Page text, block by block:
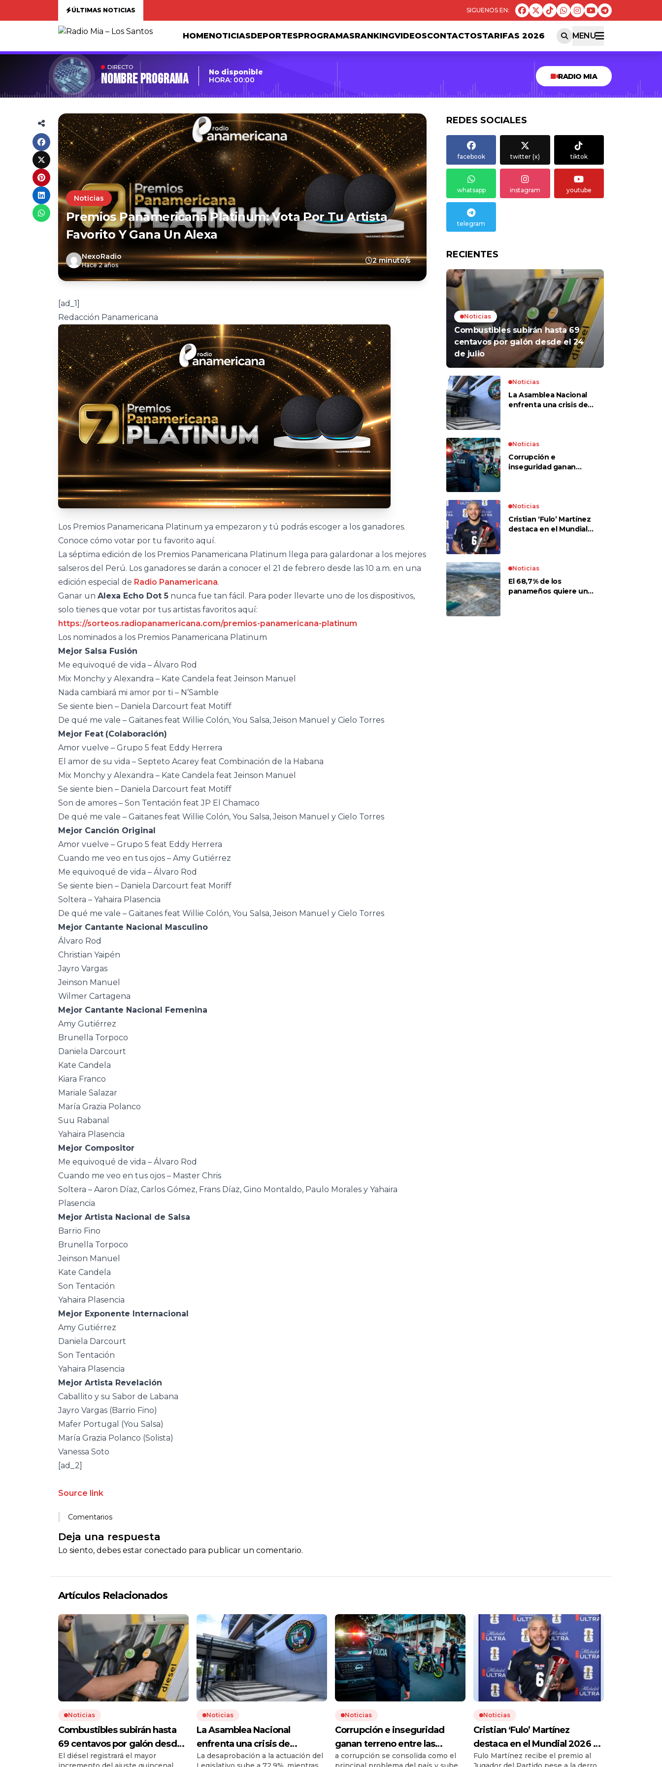
ÚLTIMAS NOTICIAS
HOMENOTICIASDEPORTESPROGRAMASRANKINGVIDEOSCONTACTOSTARIFAS 2026 MENU
DIRECTO
Nombre Programa
No disponible
HORA: 00:00
RADIO MIA
Noticias
Premios Panamericana Platinum: Vota Por Tu Artista
Favorito Y Gana Un Alexa
NexoRadio
Hace 2 años
2 minuto/s
[ad_1]
Redacción Panamericana
Los Premios Panamericana Platinum ya empezaron y tú podrás escoger a los ganadores.
Conoce cómo votar por tu favorito aquí.
La séptima edición de los Premios Panamericana Platinum llega para galardonar a los mejores
salseros del Perú. Los ganadores se darán a conocer el 21 de febrero desde las 10 a.m. en una
edición especial de Radio Panamericana.
Ganar un Alexa Echo Dot 5 nunca fue tan fácil. Para poder llevarte uno de los dispositivos,
solo tienes que votar por tus artistas favoritos aquí:
https://sorteos.radiopanamericana.com/premios-panamericana-platinum
Los nominados a los Premios Panamericana Platinum
Mejor Salsa Fusión
Me equivoqué de vida – Álvaro Rod
Mix Monchy y Alexandra – Kate Candela feat Jeinson Manuel
Nada cambiará mi amor por ti – N’Samble
Se siente bien – Daniela Darcourt feat Motiff
De qué me vale – Gaitanes feat Willie Colón, You Salsa, Jeison Manuel y Cielo Torres
Mejor Feat (Colaboración)
Amor vuelve – Grupo 5 feat Eddy Herrera
El amor de su vida – Septeto Acarey feat Combinación de la Habana
Mix Monchy y Alexandra – Kate Candela feat Jeinson Manuel
Se siente bien – Daniela Darcourt feat Motiff
Son de amores – Son Tentación feat JP El Chamaco
De qué me vale – Gaitanes feat Willie Colón, You Salsa, Jeison Manuel y Cielo Torres
Mejor Canción Original
Amor vuelve – Grupo 5 feat Eddy Herrera
Cuando me veo en tus ojos – Amy Gutiérrez
Me equivoqué de vida – Álvaro Rod
Se siente bien – Daniela Darcourt feat Moriff
Soltera – Yahaira Plasencia
De qué me vale – Gaitanes feat Willie Colón, You Salsa, Jeison Manuel y Cielo Torres
Mejor Cantante Nacional Masculino
Álvaro Rod
Christian Yaipén
Jayro Vargas
Jeinson Manuel
Wilmer Cartagena
Mejor Cantante Nacional Femenina
Amy Gutiérrez
Brunella Torpoco
Daniela Darcourt
Kate Candela
Kiara Franco
Mariale Salazar
María Grazia Polanco
Suu Rabanal
Yahaira Plasencia
Mejor Compositor
Me equivoqué de vida – Álvaro Rod
Cuando me veo en tus ojos – Master Chris
Soltera – Aaron Díaz, Carlos Gómez, Frans Díaz, Gino Montaldo, Paulo Morales y Yahaira
Plasencia
Mejor Artista Nacional de Salsa
Barrio Fino
Brunella Torpoco
Jeinson Manuel
Kate Candela
Son Tentación
Yahaira Plasencia
Mejor Exponente Internacional
Amy Gutiérrez
Daniela Darcourt
Son Tentación
Yahaira Plasencia
Mejor Artista Revelación
Caballito y su Sabor de Labana
Jayro Vargas (Barrio Fino)
Mafer Portugal (You Salsa)
María Grazia Polanco (Solista)
Vanessa Soto
[ad_2]
Source link
Comentarios
Deja una respuesta
Lo siento, debes estar conectado para publicar un comentario.
REDES SOCIALES
facebook twitter (x) tiktok
whatsapp instagram youtube
telegram
RECIENTES
Noticias
Combustibles subirán hasta 69
centavos por galón desde el 24
de julio
Noticias
La Asamblea Nacional
enfrenta una crisis de
Noticias
Corrupción e
inseguridad ganan
Noticias
Cristian ‘Fulo’ Martínez
destaca en el Mundial
Noticias
El 68,7% de los
panameños quiere un
Artículos Relacionados
Noticias
Combustibles subirán hasta
69 centavos por galón desde
el 24 de julio
El diésel registrará el mayor
Noticias
La Asamblea Nacional
enfrenta una crisis de
confianza​
La desaprobación a la actuación del
Noticias
Corrupción e inseguridad
ganan terreno entre las
preocupaciones
a corrupción se consolida como el
Noticias
Cristian ‘Fulo’ Martínez
destaca en el Mundial 2026 y
gana un premio ante Croacia
Fulo Martínez recibe el premio al